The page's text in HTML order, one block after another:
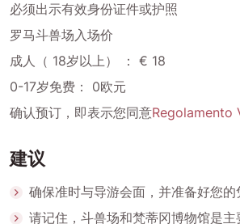
必须出示有效身份证件或护照
罗马斗兽场入场价
成人（ 18岁以上） ： € 18
0-17岁免费： 0欧元
确认预订，即表示您同意Regolamento
建议
确保准时与导游会面，并准备好您的
请记住，斗兽场和梵蒂冈博物馆是